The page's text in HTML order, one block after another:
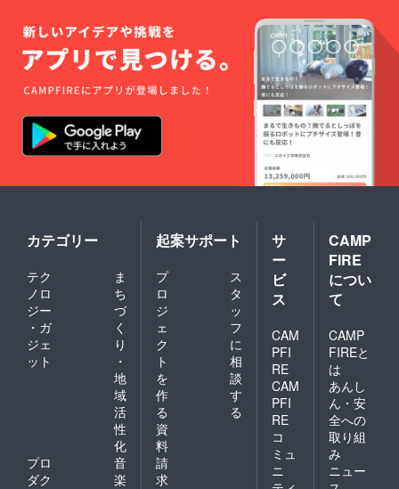
だく場
合がご
ざいま
す。予
めご了
承くだ
さい。
※チケッ
ト利用
Lu-mo
公式通
販サイ
OPEN
（2022/
4月頃予
定）〜
2025/03
/31まで
【￥40,
込・送
込）】
致しか
ねま
す。ま
た、チ
ケット
自体の
転売・
譲渡行
為やチ
を利用
して購
入した
転売行
為等が
確認さ
れた場
合、利
用停止
とさせ
だく場
合がご
ざいま
す。予
めご了
承くだ
さい。
※チケッ
ト利用
期限：
Lu-mo
カテゴリー
テク
ノロ
ジー
・ガ
ジェ
ット
ま
ち
づ
く
り
・
地
域
活
性
化
プロ
ダク
音
楽
起案サポート
プ
ロ
ジ
ェ
ク
ト
を
作
る
ス
タ
ッ
フ
に
相
談
す
る
資
料
請
求
サ
ー
ビ
ス
CAM
PFI
RE
CAM
PFI
RE
コ
ミュ
ニ
CAMP
FIRE
につい
て
CAMP
FIREと
は
あんし
ん・安
全への
取り組
み
ニュー